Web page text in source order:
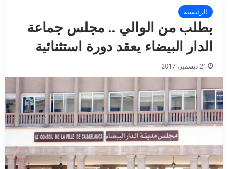
الرئيسية
بطلب من الوالي .. مجلس جماعة
الدار البيضاء يعقد دورة استثنائية
21 ديسمبر، 2017